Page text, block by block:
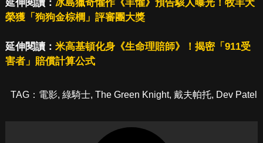
延伸閱讀： 冰島獵奇懼作《羊懼》預告駭人曝光！牧羊犬
榮獲「狗狗金棕櫚」評審團大獎
延伸閱讀： 米高基頓化身《生命理賠師》！揭密「911受
害者」賠償計算公式
TAG： 電影, 綠騎士, The Green Knight, 戴夫帕托, Dev Patel